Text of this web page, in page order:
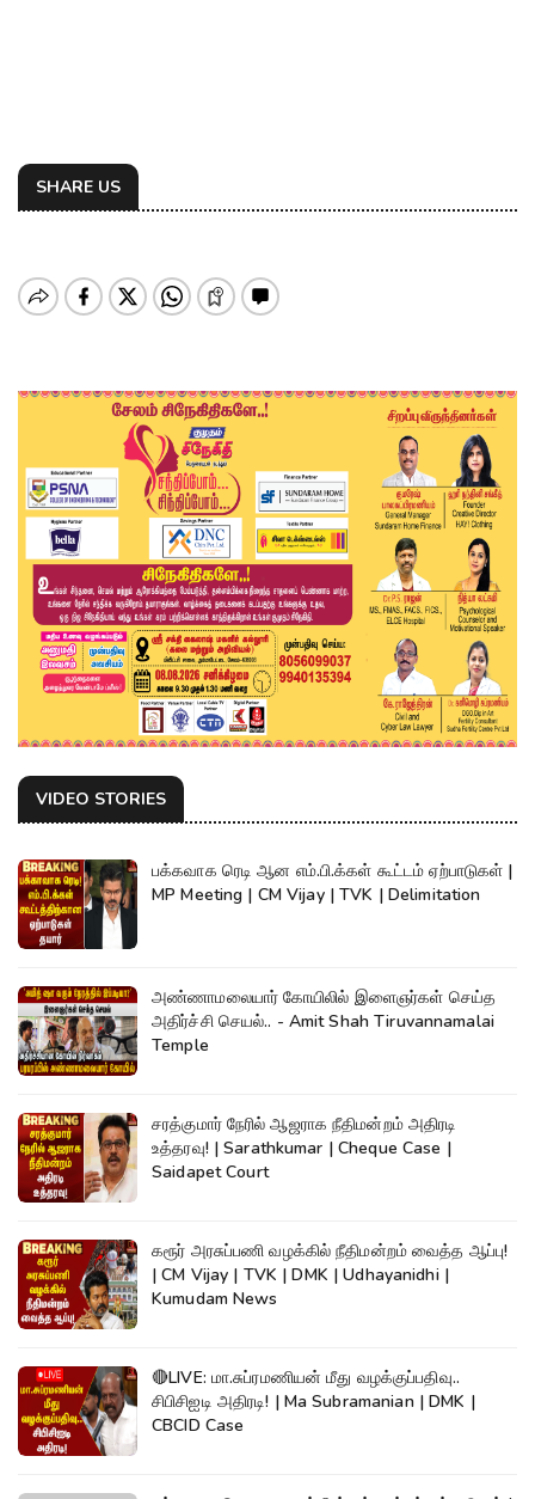
SHARE US
VIDEO STORIES
பக்கவாக ரெடி ஆன எம்.பி.க்கள் கூட்டம் ஏற்பாடுகள் |
MP Meeting | CM Vijay | TVK | Delimitation
அண்ணாமலையார் கோயிலில் இளைஞர்கள் செய்த
அதிர்ச்சி செயல்.. - Amit Shah Tiruvannamalai
Temple
சரத்குமார் நேரில் ஆஜராக நீதிமன்றம் அதிரடி
உத்தரவு! | Sarathkumar | Cheque Case |
Saidapet Court
கரூர் அரசுப்பணி வழக்கில் நீதிமன்றம் வைத்த ஆப்பு!
| CM Vijay | TVK | DMK | Udhayanidhi |
Kumudam News
🔴LIVE: மா.சுப்ரமணியன் மீது வழக்குப்பதிவு..
சிபிசிஐடி அதிரடி! | Ma Subramanian | DMK |
CBCID Case